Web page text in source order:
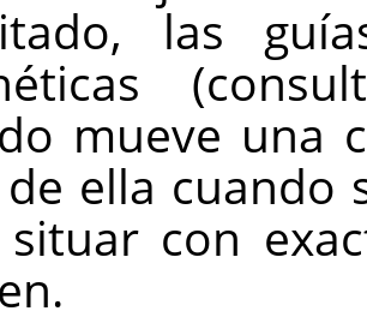
las
mueve una
ella cuando
con